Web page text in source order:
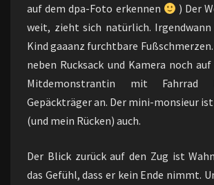
auf dem dpa-Foto erkennen
) Der
weit, zieht sich natürlich.
Kind gaaanz furchtbare
neben Rucksack und Kamera noch
Mitdemonstrantin mit Fahrrad
Gepäckträger an. Der mini-monsieur ist
(und mein Rücken) auch.
Der Blick zurück auf den Zug ist
das Gefühl, dass er kein Ende nimmt.